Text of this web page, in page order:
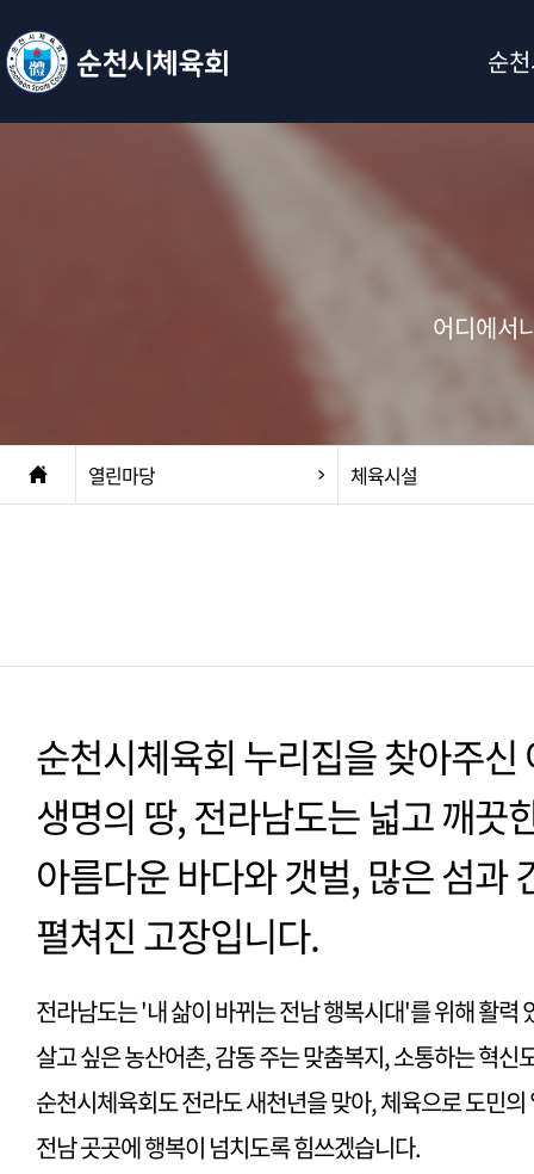
순
어디에서
열린마당 체육시설
순천시체육회 누리집을 찾아주
생명의 땅, 전라남도는 넓고 깨끗
아름다운 바다와 갯벌, 많은 섬과
펼쳐진 고장입니다.
전라남도는 '내 삶이 바뀌는 전남 행복시대'를 위해 활력
살고 싶은 농산어촌, 감동 주는 맞춤복지, 소통하는 혁신
순천시체육회도 전라도 새천년을 맞아, 체육으로 도민
전남 곳곳에 행복이 넘치도록 힘쓰겠습니다.